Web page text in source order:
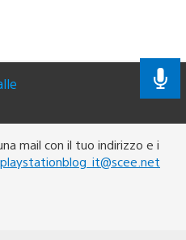
mail con il tuo indirizzo e i
playstationblog_it@scee.net